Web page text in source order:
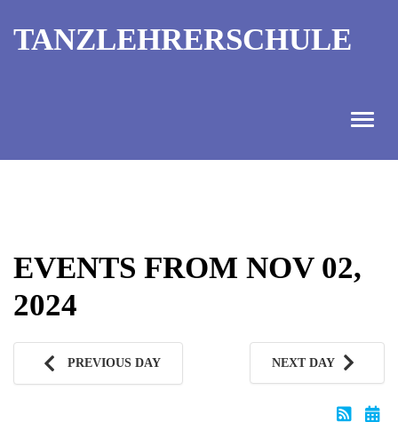
TANZLEHRERSCHULE
AUSBILDUNGTERMINE
KONTAKT
TANZMEISTER
EVENTS FROM NOV 02,
2024
PREVIOUS DAY NEXT DAY